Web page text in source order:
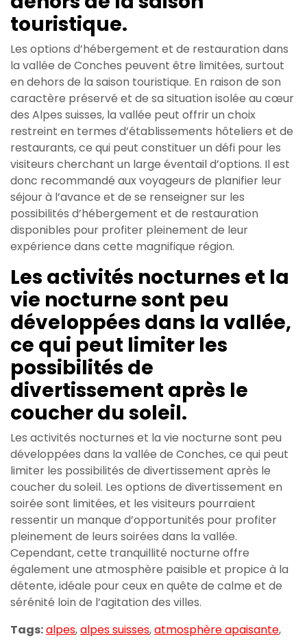
touristique.
Les options d’hébergement et de restauration dans
la vallée de Conches peuvent être limitées, surtout
en dehors de la saison touristique. En raison de son
caractère préservé et de sa situation isolée au cœur
des Alpes suisses, la vallée peut offrir un choix
restreint en termes d’établissements hôteliers et de
restaurants, ce qui peut constituer un défi pour les
visiteurs cherchant un large éventail d’options. Il est
donc recommandé aux voyageurs de planifier leur
séjour à l’avance et de se renseigner sur les
possibilités d’hébergement et de restauration
disponibles pour profiter pleinement de leur
expérience dans cette magnifique région.
Les activités nocturnes et la
vie nocturne sont peu
développées dans la vallée,
ce qui peut limiter les
possibilités de
divertissement après le
coucher du soleil.
Les activités nocturnes et la vie nocturne sont peu
développées dans la vallée de Conches, ce qui peut
limiter les possibilités de divertissement après le
coucher du soleil. Les options de divertissement en
soirée sont limitées, et les visiteurs pourraient
ressentir un manque d’opportunités pour profiter
pleinement de leurs soirées dans la vallée.
Cependant, cette tranquillité nocturne offre
également une atmosphère paisible et propice à la
détente, idéale pour ceux en quête de calme et de
sérénité loin de l’agitation des villes.
Tags:alpes,alpes suisses,atmosphère apaisante,